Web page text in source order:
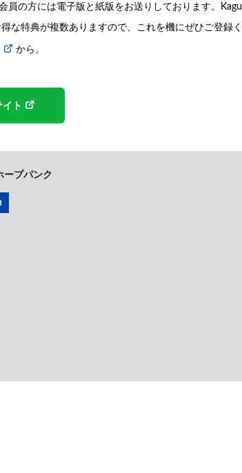
員の方には電子版と紙版をお送りしております。
な特典が複数ありますので、これを機にぜひご登録
から。
イト
ープパンク